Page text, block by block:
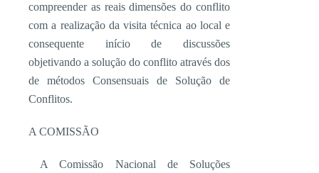
compreender as reais dimensões do conflito
com a realização da visita técnica ao local e
consequente início de discussões
objetivando a solução do conflito através dos
de métodos Consensuais de Solução de
Conflitos.
A COMISSÃO
A Comissão Nacional de Soluções